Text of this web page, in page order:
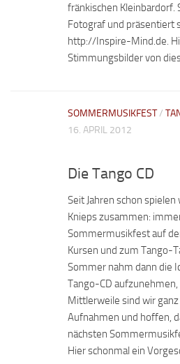
fränkischen Kleinbardorf.
Fotograf und präsentiert
http://Inspire-Mind.de.
Stimmungsbilder von
SOMMERMUSIKFEST/
16. APRIL 2012
Die Tango CD
Seit Jahren schon
Knieps zusammen:
Sommermusikfest auf
Kursen und zum Tango-
Sommer nahm dann die
Tango-CD
Mittlerweile sind wir
Aufnahmen und hoffen,
nächsten
Hier schonmal ein